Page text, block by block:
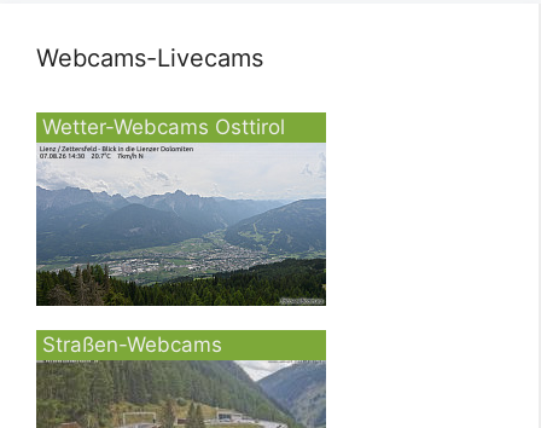
Webcams-Livecams
Wetter-Webcams Osttirol
Straßen-Webcams